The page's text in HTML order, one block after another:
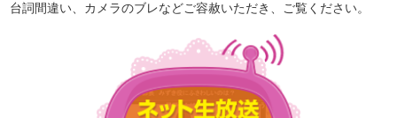
台詞間違い、カメラのブレなどご容赦いただき、ご覧ください。